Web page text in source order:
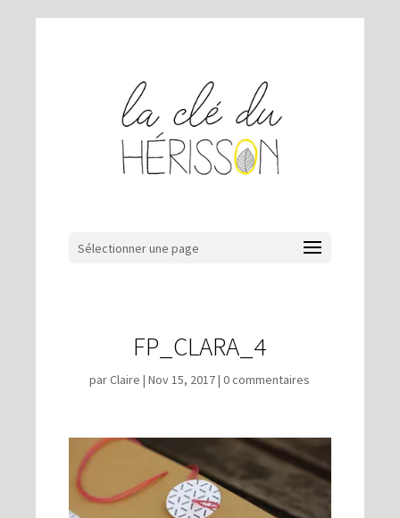
Sélectionner une page
FP_CLARA_4
parClaire |Nov 15, 2017|0 commentaires